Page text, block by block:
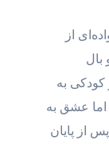
۱۳۱۸ در خانواده‌ای از
بال
به
اما عشق به
از پایان